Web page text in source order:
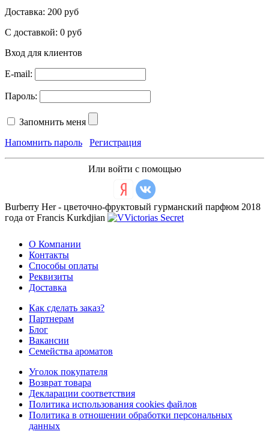
Доставка: 200 руб
С доставкой: 0 руб
Вход для клиентов
E-mail:
Пароль:
Запомнить меня
Напомнить пароль
Регистрация
Или войти с помощью
Burberry Her - цветочно-фруктовый гурманский парфюм 2018
года от Francis Kurkdjian
О Компании
Контакты
Способы оплаты
Реквизиты
Доставка
Как сделать заказ?
Партнерам
Блог
Вакансии
Семейства ароматов
Уголок покупателя
Возврат товара
Декларации соответствия
Политика использования cookies файлов
Политика в отношении обработки персональных
данных